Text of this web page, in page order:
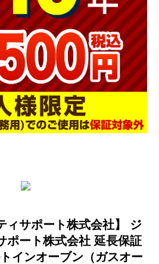
ィサポート株式会社】 ジ
ポート株式会社 延長保証
インオーブン（ガスオー